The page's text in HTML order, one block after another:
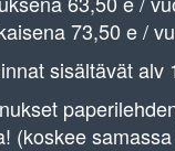
73,50 e /
sisältävät alv
(koskee